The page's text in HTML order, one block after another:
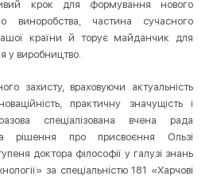
крок для формування нового
виноробства, частина сучасного
країни й торує майданчик для
у виробництво.
захисту, враховуючи актуальність
практичну значущість і
спеціалізована вчена рада
рішення про присвоєння Ользі
доктора філософії у галузі знань
за спеціальністю 181 «Харчові